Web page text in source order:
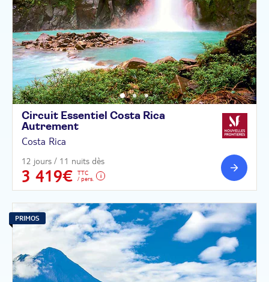
Circuit Essentiel Costa Rica
Autrement
Costa Rica
12 jours / 11 nuits dès
3 419€
TTC
/ pers.
PRIMOS